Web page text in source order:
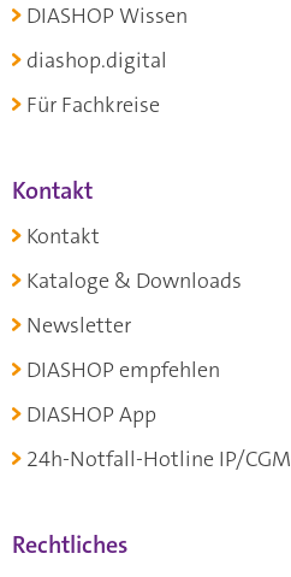
DIASHOP Wissen
diashop.digital
Für Fachkreise
Kontakt
Kontakt
Kataloge & Downloads
Newsletter
DIASHOP empfehlen
DIASHOP App
24h-Notfall-Hotline IP/CGM
Rechtliches